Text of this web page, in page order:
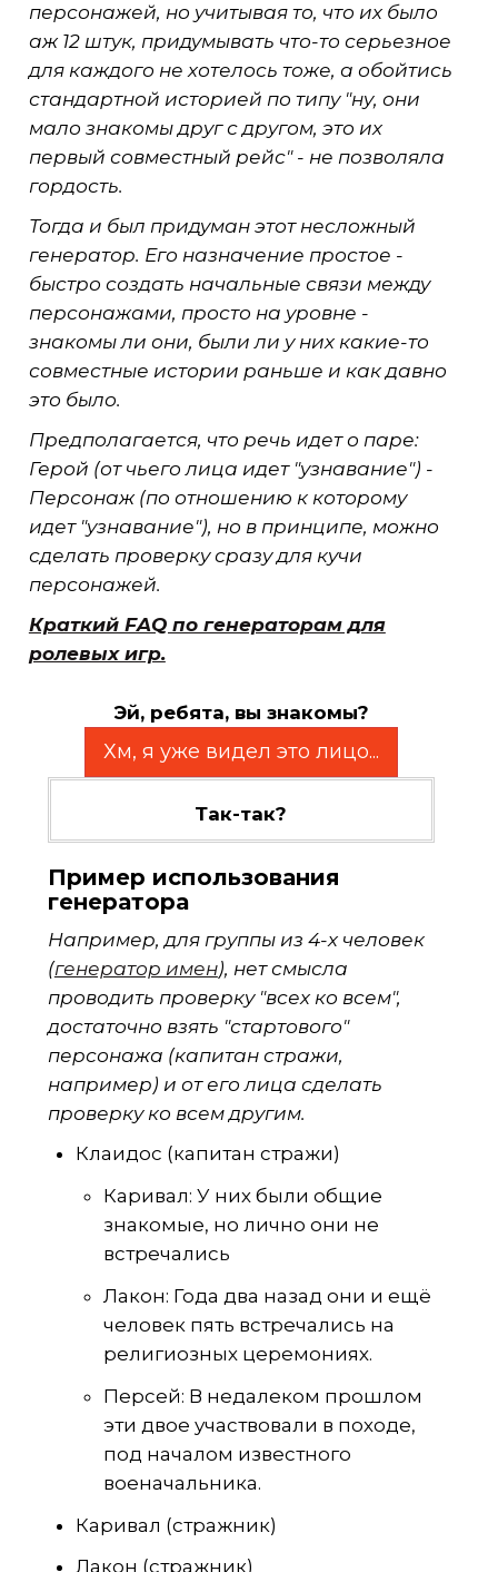
персонажей, но учитывая то, что их было
аж 12 штук, придумывать что-то серьезное
для каждого не хотелось тоже, а обойтись
стандартной историей по типу "ну, они
мало знакомы друг с другом, это их
первый совместный рейс" - не позволяла
гордость.
Тогда и был придуман этот несложный
генератор. Его назначение простое -
быстро создать начальные связи между
персонажами, просто на уровне -
знакомы ли они, были ли у них какие-то
совместные истории раньше и как давно
это было.
Предполагается, что речь идет о паре:
Герой (от чьего лица идет "узнавание") -
Персонаж (по отношению к которому
идет "узнавание"), но в принципе, можно
сделать проверку сразу для кучи
персонажей.
Краткий FAQ по генераторам для
ролевых игр.
Эй, ребята, вы знакомы?
Хм, я уже видел это лицо...
Так-так?
Пример использования
генератора
Например, для группы из 4-х человек
(генератор имен), нет смысла
проводить проверку "всех ко всем",
достаточно взять "стартового"
персонажа (капитан стражи,
например) и от его лица сделать
проверку ко всем другим.
Клаидос (капитан стражи)
Каривал: У них были общие
знакомые, но лично они не
встречались
Лакон: Года два назад они и ещё
человек пять встречались на
религиозных церемониях.
Персей: В недалеком прошлом
эти двое участвовали в походе,
под началом известного
военачальника.
Каривал (стражник)
Лакон (стражник)